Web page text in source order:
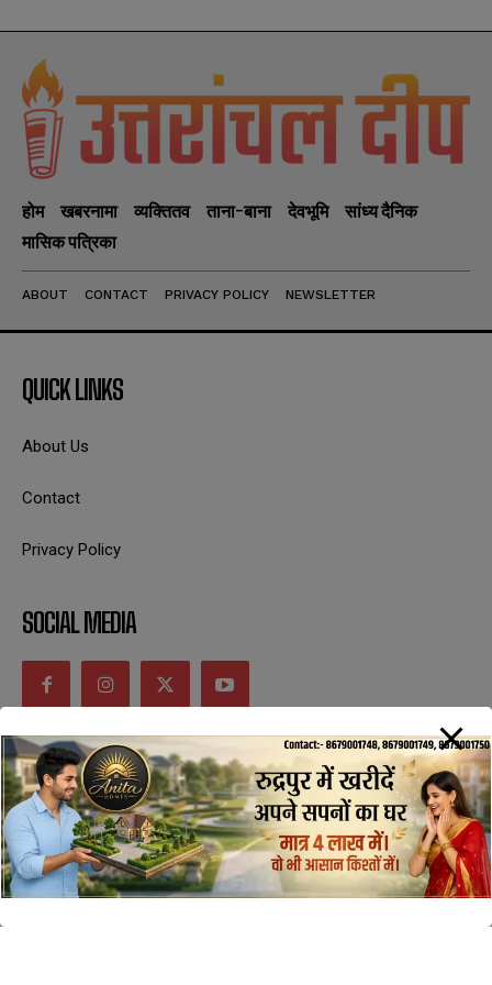
होम खबरनामा व्यक्तितव ताना-बाना देवभूमि
सांध्य दैनिक
मासिक पत्रिका
ABOUT CONTACT PRIVACY POLICY NEWSLETTER
QUICK LINKS
About Us
Contact
Privacy Policy
SOCIAL MEDIA
CONTACT INFORMATION
uttaranchaldeep.news@gmail.com
SUBSCRIBE NOW